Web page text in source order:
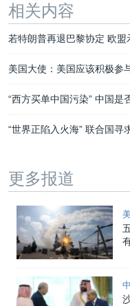
相关内容
若特朗普再退巴黎协定 欧
美国大使：美国应该积极参
“西方买单中国污染” 中国是
“世界正陷入火海” 联合国
更多报道